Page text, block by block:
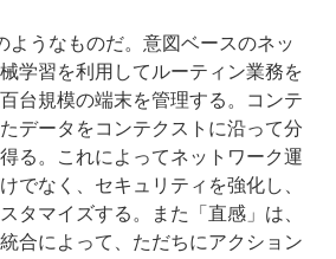
うなものだ。意図ベースのネッ
学習を利用してルーティン業務を
台規模の端末を管理する。コンテ
データをコンテクストに沿って分
る。これによってネットワーク運
でなく、セキュリティを強化し、
タマイズする。また「直感」は、
合によって、ただちにアクション